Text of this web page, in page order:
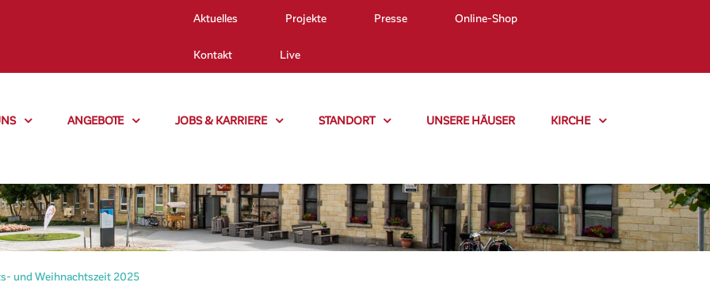
Aktuelles Projekte Presse Online-Shop
Kontakt Live
ANGEBOTE JOBS & KARRIERE STANDORT UNSERE HÄUSER KIRCHE
und Weihnachtszeit 2025